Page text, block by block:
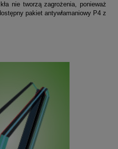
nie tworzą zagrożenia, ponieważ
pakiet antywłamaniowy P4 z